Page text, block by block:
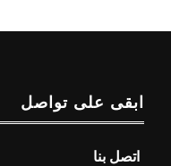
ابقى على تواصل
اتصل بنا